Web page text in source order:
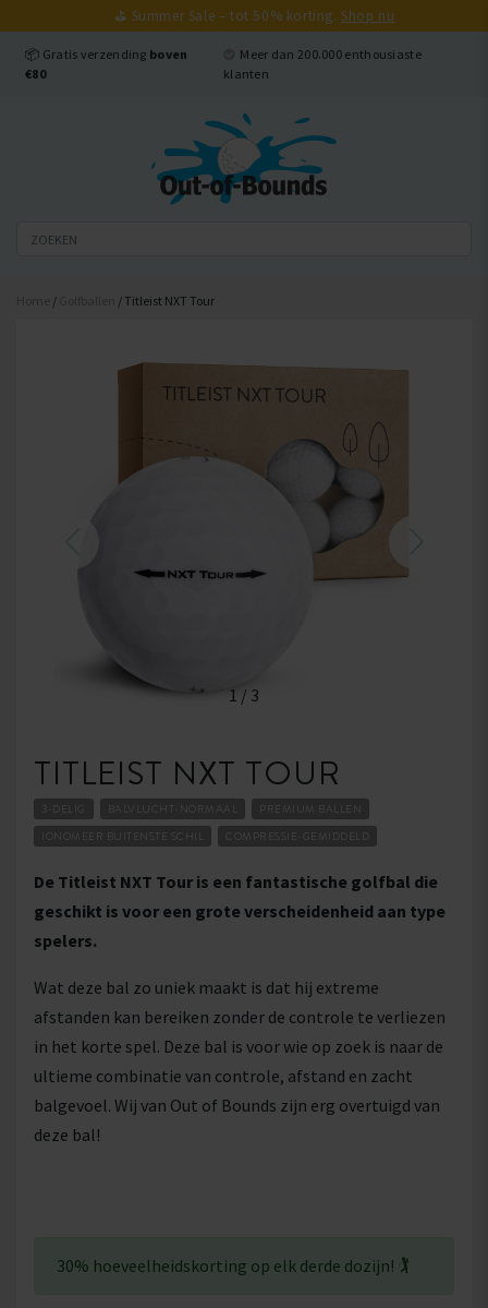
⛳ Summer Sale – tot 50% korting. Shop nu
📦 Gratis verzending boven
€80
Meer dan 200.000 enthousiaste
klanten
/ / Titleist NXT Tour
1 / 3
TITLEIST NXT TOUR
BALVLUCHT-NORMAAL
PREMIUM BALLEN
IONOMEER BUITENSTE SCHIL
COMPRESSIE-GEMIDDELD
De Titleist NXT Tour is een fantastische golfbal die
geschikt is voor een grote verscheidenheid aan type
spelers.
Wat deze bal zo uniek maakt is dat hij extreme
afstanden kan bereiken zonder de controle te verliezen
in het korte spel. Deze bal is voor wie op zoek is naar de
ultieme combinatie van controle, afstand en zacht
balgevoel. Wij van Out of Bounds zijn erg overtuigd van
deze bal!
30% hoeveelheidskorting op elk derde dozijn! 🏌